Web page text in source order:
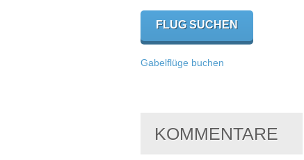
Gabelflüge buchen
KOMMENTARE